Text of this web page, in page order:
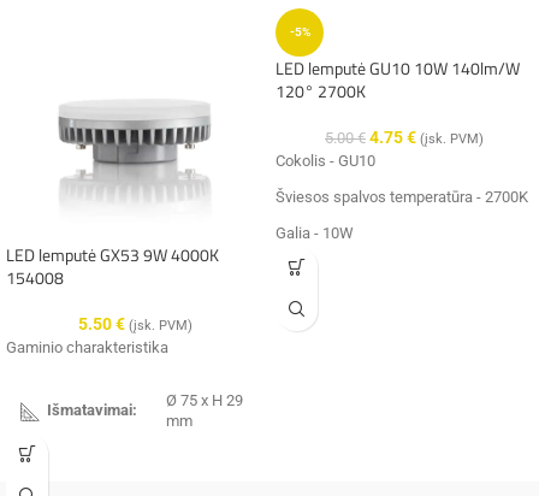
Hermetiškumas:
IP20
Medžiaga: aliuminis
Gamintojas:
Eco-Light
(Lenkija)
Pristatysime per 1-3 d.d.
LED lemputė GX53 9W 4000K
154008
5.50€ (įsk. PVM)
Gaminio charakteristika
Išmatavimai:
Ø 75 x H 29
mm
-5%
LED lemputė GU10 10W 140lm/W
120° 2700K
5.00€ 4.75€ (įsk. PVM)
Cokolis - GU10
Šviesos spalvos temperatūra - 2700K
Galia - 10W
Šviesos srautas - 1400lm
Maitinimo įtampa, V - 230V